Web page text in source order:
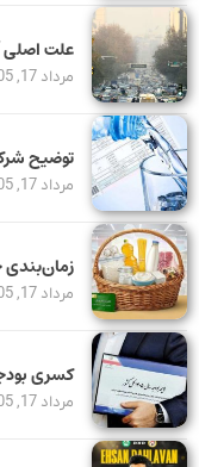
علت اصلی
مرداد 17, 1405
توضیح
مرداد 17, 1405
زمان‌بندی
مرداد 17, 1405
کسری بودجه ۱۴۰۵ به کجا
مرداد 17, 1405